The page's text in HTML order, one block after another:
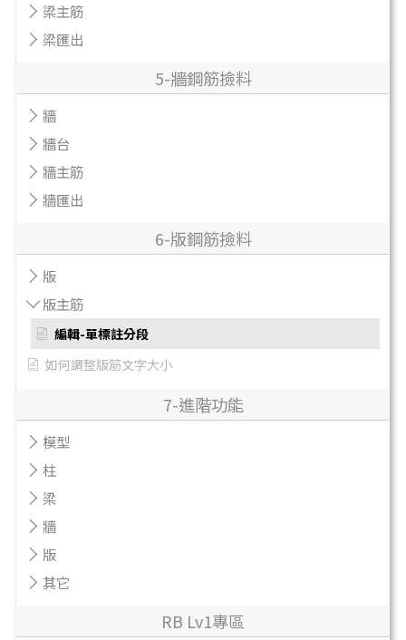
梁主筋
梁匯出
5-牆鋼筋撿料
牆
牆台
牆主筋
牆匯出
6-版鋼筋撿料
版
版主筋
編輯-單標註分段
如何調整版筋文字大小
7-進階功能
模型
柱
梁
牆
版
其它
RB Lv1專區